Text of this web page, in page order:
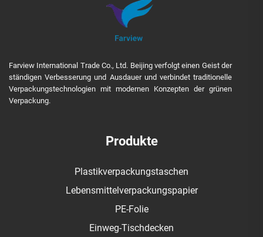
Farview International Trade Co., Ltd. Beijing verfolgt einen Geist der
ständigen Verbesserung und Ausdauer und verbindet traditionelle
Verpackungstechnologien mit modernen Konzepten der grünen
Verpackung.
Produkte
Plastikverpackungstaschen
Lebensmittelverpackungspapier
PE-Folie
Einweg-Tischdecken